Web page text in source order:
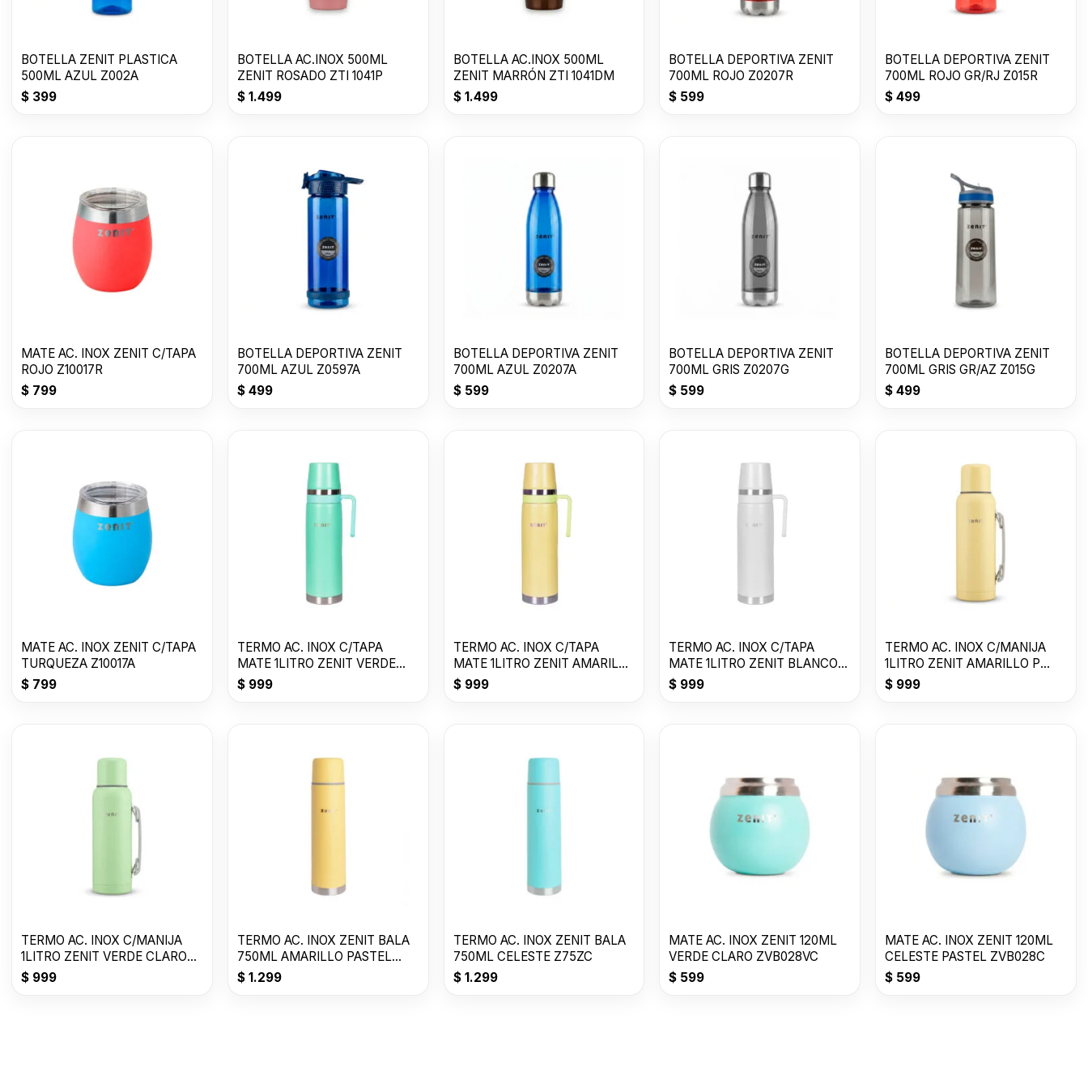
BOTELLA ZENIT PLASTICA
500ML AZUL Z002A
$ 399
BOTELLA AC.INOX 500ML
ZENIT ROSADO ZTI 1041P
$1.499
BOTELLA AC.INOX 500ML
ZENIT MARRÓN ZTI 1041DM
$1.499
BOTELLA DEPORTIVA ZENIT
700ML ROJO Z0207R
$ 599
BOTELLA DEPORTIVA ZENIT
700ML ROJO GR/RJ Z015R
$ 499
MATE AC. INOX ZENIT C/TAPA
ROJO Z10017R
$ 799
BOTELLA DEPORTIVA ZENIT
700ML AZUL Z0597A
$499
BOTELLA DEPORTIVA ZENIT
700ML AZUL Z0207A
$599
BOTELLA DEPORTIVA ZENIT
700ML GRIS Z0207G
$ 599
BOTELLA DEPORTIVA ZENIT
700ML GRIS GR/AZ Z015G
$ 499
MATE AC. INOX ZENIT C/TAPA
TURQUEZA Z10017A
$ 799
TERMO AC. INOX C/TAPA
MATE 1LITRO ZENIT VERDE
CLARO ZF3VC
$999
TERMO AC. INOX C/TAPA
MATE 1LITRO ZENIT AMARILLO
P ZF3Y
$999
TERMO AC. INOX C/TAPA
MATE 1LITRO ZENIT BLANCO
ZF3W
$ 999
TERMO AC. INOX C/MANIJA
1LITRO ZENIT AMARILLO P
Z100XZ1Y
$ 999
TERMO AC. INOX C/MANIJA
1LITRO ZENIT VERDE CLARO
Z100XZ1VC
$ 999
TERMO AC. INOX ZENIT BALA
750ML AMARILLO PASTEL
Z75ZY
$1.299
TERMO AC. INOX ZENIT BALA
750ML CELESTE Z75ZC
$1.299
MATE AC. INOX ZENIT 120ML
VERDE CLARO ZVB028VC
$ 599
MATE AC. INOX ZENIT 120ML
CELESTE PASTEL ZVB028C
$ 599